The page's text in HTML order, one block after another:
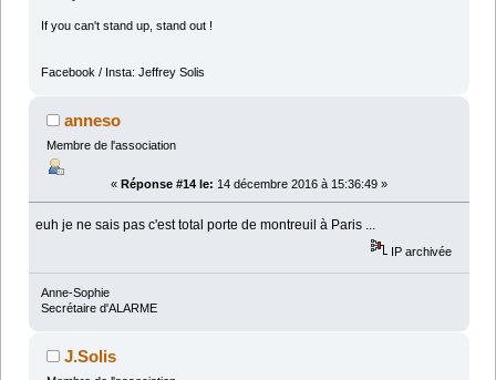
If you can't stand up, stand out !
Facebook / Insta: Jeffrey Solis
anneso
Membre de l'association
« Réponse #14 le: 14 décembre 2016 à 15:36:49 »
euh je ne sais pas c'est total porte de montreuil à Paris ...
IP archivée
Anne-Sophie
Secrétaire d'ALARME
J.Solis